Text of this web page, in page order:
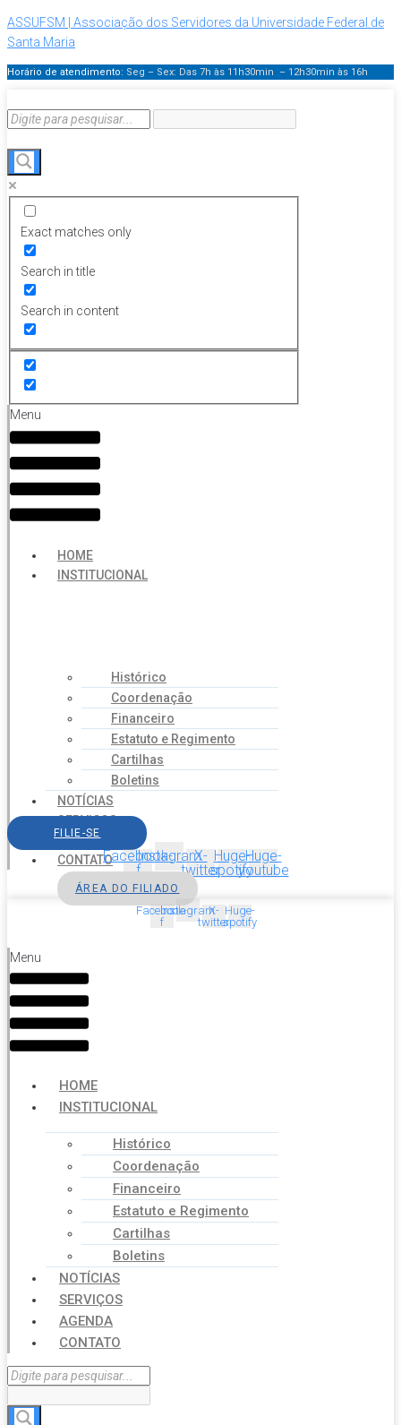
ASSUFSM | Associação dos Servidores da Universidade Federal de
Santa Maria
Horário de atendimento: Seg – Sex: Das 7h às 11h30min – 12h30min às 16h
Exact matches only
Search in title
Search in content
Menu
HOME
INSTITUCIONAL
Histórico
Coordenação
Financeiro
Estatuto e Regimento
Cartilhas
Boletins
NOTÍCIAS
SERVIÇOS
AGENDA
CONTATO
FILIE-SE
Facebook-
f
InstagramX-
twitter
Huge-
spotify
Huge-
youtube
ÁREA DO FILIADO
Facebook-
f
InstagramX-
twitter
Huge-
spotify
Menu
HOME
INSTITUCIONAL
Histórico
Coordenação
Financeiro
Estatuto e Regimento
Cartilhas
Boletins
NOTÍCIAS
SERVIÇOS
AGENDA
CONTATO